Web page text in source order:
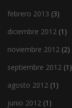
febrero 2013 (3)
diciembre 2012 (1)
noviembre 2012 (2)
septiembre 2012 (1)
agosto 2012 (1)
junio 2012 (1)